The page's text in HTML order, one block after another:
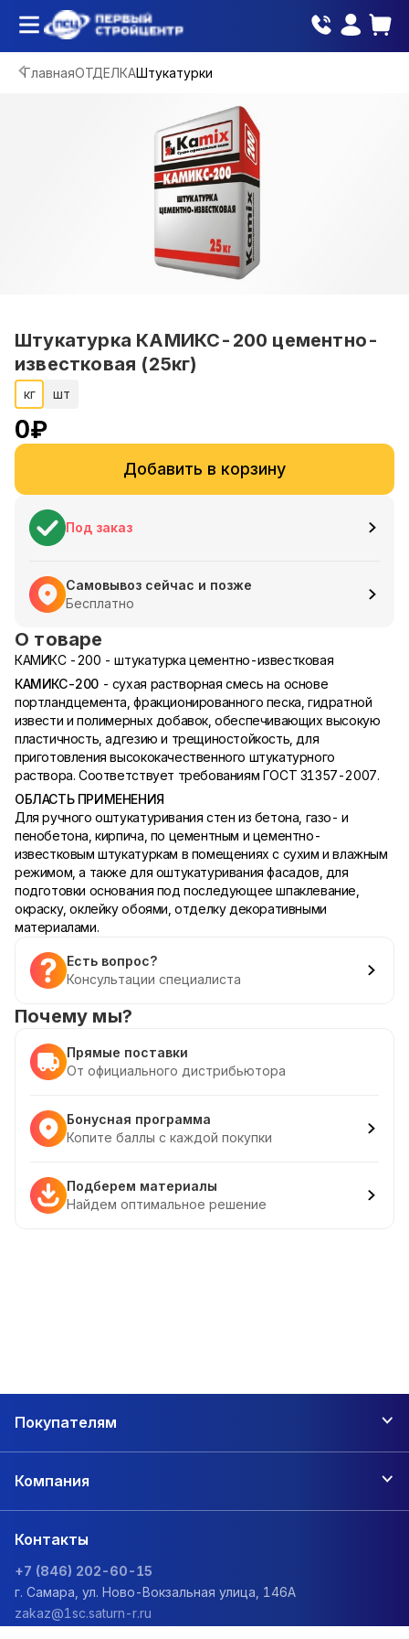
ГлавнаяОТДЕЛКАШтукатурки
Штукатурка КАМИКС-200 цементно-
известковая (25кг)
кг шт
0₽
Добавить в корзину
Под заказ
Самовывоз сейчас и позже
Бесплатно
О товаре
КАМИКС -200 - штукатурка цементно-известковая
КАМИКС-200 - cухая растворная смесь на основе
портландцемента, фракционированного песка, гидратной
извести и полимерных добавок, обеспечивающих высокую
пластичность, адгезию и трещиностойкость, для
приготовления высококачественного штукатурного
раствора. Соответствует требованиям ГОСТ 31357-2007.
ОБЛАСТЬ ПРИМЕНЕНИЯ
Для ручного оштукатуривания стен из бетона, газо- и
пенобетона, кирпича, по цементным и цементно-
известковым штукатуркам в помещениях с сухим и влажным
режимом, а также для оштукатуривания фасадов, для
подготовки основания под последующее шпаклевание,
окраску, оклейку обоями, отделку декоративными
материалами.
Есть вопрос?
Консультации специалиста
Почему мы?
Прямые поставки
От официального дистрибьютора
Бонусная программа
Копите баллы с каждой покупки
Подберем материалы
Найдем оптимальное решение
Покупателям
Компания
Контакты
+7 (846) 202-60-15
г. Самара, ул. Ново-Вокзальная улица, 146А
zakaz@1sc.saturn-r.ru